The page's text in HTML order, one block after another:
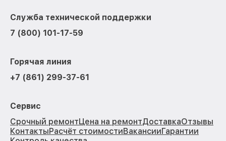
Служба технической поддержки
7 (800) 101-17-59
Горячая линия
+7 (861) 299-37-61
Сервис
Срочный ремонтЦена на ремонтДоставкаОтзывы
КонтактыРасчёт стоимостиВакансииГарантии